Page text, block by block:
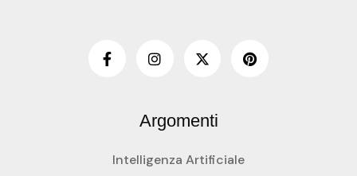
Argomenti
Intelligenza Artificiale